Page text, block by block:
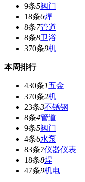
9条5阀门
18条6焊
8条7管道
8条8卫浴
370条9机
本周排行
430条1五金
370条2机
23条3不锈钢
8条4管道
9条5阀门
4条6水泵
83条7仪器仪表
18条8焊
47条9机电